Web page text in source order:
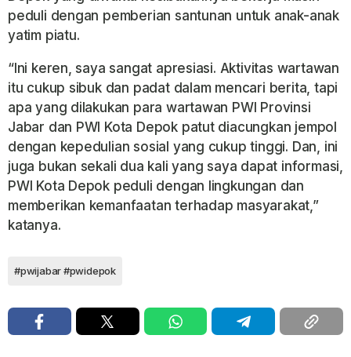
peduli dengan pemberian santunan untuk anak-anak
yatim piatu.
“Ini keren, saya sangat apresiasi. Aktivitas wartawan
itu cukup sibuk dan padat dalam mencari berita, tapi
apa yang dilakukan para wartawan PWI Provinsi
Jabar dan PWI Kota Depok patut diacungkan jempol
dengan kepedulian sosial yang cukup tinggi. Dan, ini
juga bukan sekali dua kali yang saya dapat informasi,
PWI Kota Depok peduli dengan lingkungan dan
memberikan kemanfaatan terhadap masyarakat,”
katanya.
#pwijabar #pwidepok